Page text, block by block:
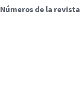
Números de la revista